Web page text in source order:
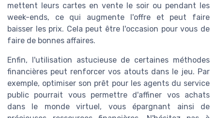
mettent leurs cartes en vente le soir ou pendant les
week-ends, ce qui augmente l'offre et peut faire
baisser les prix. Cela peut être l'occasion pour vous de
faire de bonnes affaires.
Enfin, l'utilisation astucieuse de certaines méthodes
financières peut renforcer vos atouts dans le jeu. Par
exemple, optimiser son prêt pour les agents du service
public pourrait vous permettre d'affiner vos achats
dans le monde virtuel, vous épargnant ainsi de